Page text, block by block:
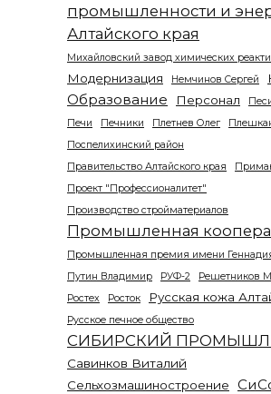
промышленности и
Алтайского края
Михайловский завод химических
Модернизация Немчинов Сергей
Образование Персонал
Печи
Печники Плетнев Олег
Поспелихинский район
Правительство Алтайского края
Проект "Профессионалитет"
Производство стройматериалов
Промышленная
Промышленная премия имени
Путин Владимир
РУФ-2
Решетников
Ростех
Росток Русская кожа
Русское печное общество
СИБИРСКИЙ
Савинков Виталий
Сельхозмашиностроение